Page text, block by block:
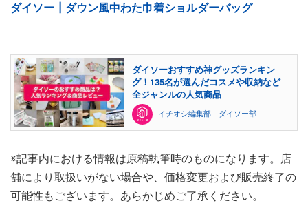
ダイソー┃ダウン風中わた巾着ショルダーバッグ
ダイソーおすすめ神グッズランキン
グ！135名が選んだコスメや収納など
全ジャンルの人気商品
イチオシ編集部 ダイソー部
※記事内における情報は原稿執筆時のものになります。店
舗により取扱いがない場合や、価格変更および販売終了の
可能性もございます。あらかじめご了承ください。